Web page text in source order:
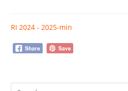
RI 2024 - 2025-min